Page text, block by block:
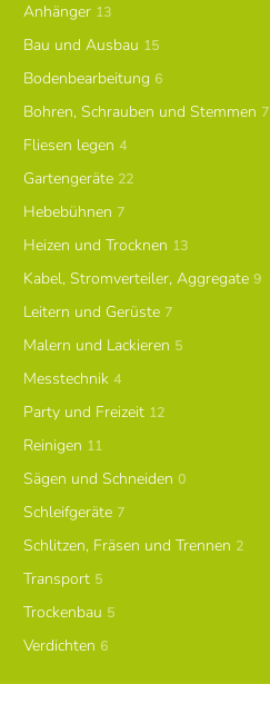
Anhänger 13
Bau und Ausbau 15
Bodenbearbeitung 6
Bohren, Schrauben und Stemmen 7
Fliesen legen 4
Gartengeräte 22
Hebebühnen 7
Heizen und Trocknen 13
Kabel, Stromverteiler, Aggregate 9
Leitern und Gerüste 7
Malern und Lackieren 5
Messtechnik 4
Party und Freizeit 12
Reinigen 11
Sägen und Schneiden 0
Schleifgeräte 7
Schlitzen, Fräsen und Trennen 2
Transport 5
Trockenbau 5
Verdichten 6